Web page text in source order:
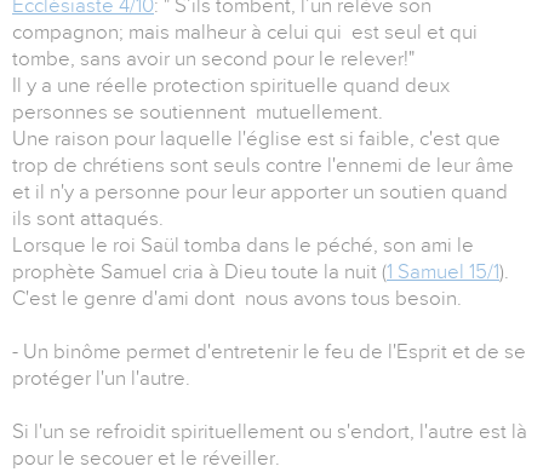
Ecclésiaste 4/10: " S’ils tombent, l’un relève son
compagnon; mais malheur à celui qui est seul et qui
tombe, sans avoir un second pour le relever!"
Il y a une réelle protection spirituelle quand deux
personnes se soutiennent mutuellement.
Une raison pour laquelle l'église est si faible, c'est que
trop de chrétiens sont seuls contre l'ennemi de leur âme
et il n'y a personne pour leur apporter un soutien quand
ils sont attaqués.
Lorsque le roi Saül tomba dans le péché, son ami le
prophète Samuel cria à Dieu toute la nuit (1 Samuel 15/1).
C'est le genre d'ami dont nous avons tous besoin.
- Un binôme permet d'entretenir le feu de l'Esprit et de se
protéger l'un l'autre.
Si l'un se refroidit spirituellement ou s'endort, l'autre est là
pour le secouer et le réveiller.